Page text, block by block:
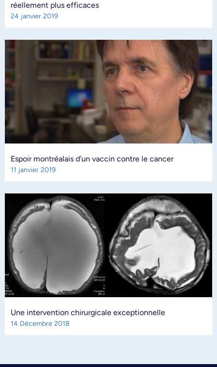
réellement plus efficaces
24 janvier 2019
Espoir montréalais d’un vaccin contre le cancer
11 janvier 2019
Une intervention chirurgicale exceptionnelle
14 Décembre 2018